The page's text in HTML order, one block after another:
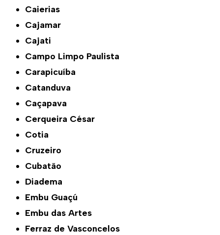
Caierias
Cajamar
Cajati
Campo Limpo Paulista
Carapicuíba
Catanduva
Caçapava
Cerqueira César
Cotia
Cruzeiro
Cubatão
Diadema
Embu Guaçú
Embu das Artes
Ferraz de Vasconcelos